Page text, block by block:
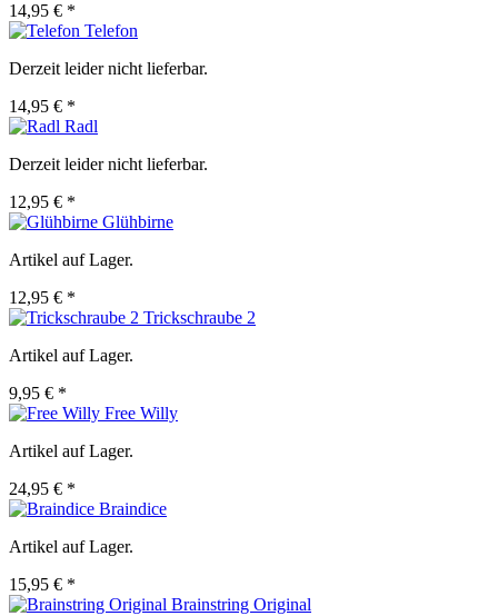
14,95 € *
Telefon
Derzeit leider nicht lieferbar.
14,95 € *
Radl
Derzeit leider nicht lieferbar.
12,95 € *
Glühbirne
Artikel auf Lager.
12,95 € *
Trickschraube 2
Artikel auf Lager.
9,95 € *
Free Willy
Artikel auf Lager.
24,95 € *
Braindice
Artikel auf Lager.
15,95 € *
Brainstring Original